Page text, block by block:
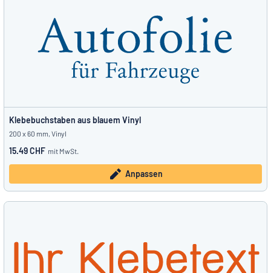
Klebebuchstaben aus blauem Vinyl
200 x 60 mm, Vinyl
15.49 CHF mit MwSt.
Anpassen